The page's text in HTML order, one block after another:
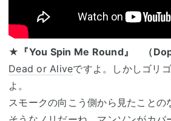
★『You Spin Me Round』 （
Dead or Aliveですよ。しかしゴリ
よ。
スモークの向こう側から見たことの